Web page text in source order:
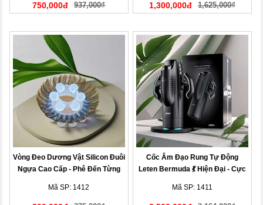
750,000đ 937,000₫ 1,300,000đ 1,625,000₫
Vòng Đeo Dương Vật Silicon Đuôi
Ngựa Cao Cấp - Phê Đến Từng
Mã SP: 1412
Cốc Âm Đạo Rung Tự Động
Leten Bermuda 💃 Hiện Đại - Cực
Mã SP: 1411